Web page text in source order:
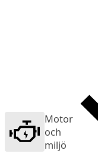
Motor
och
miljö